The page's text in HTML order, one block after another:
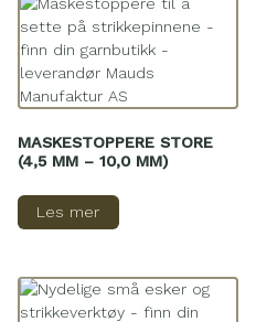
MASKESTOPPERE STORE
(4,5 MM – 10,0 MM)
Les mer